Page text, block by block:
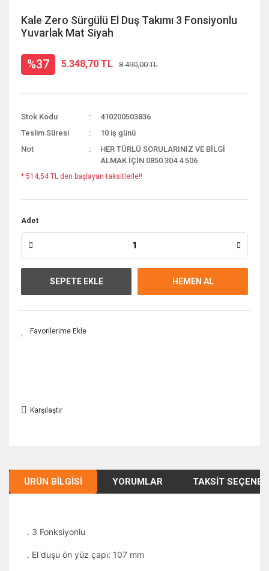
Kale Zero Sürgülü El Duş Takımı 3 Fonsiyonlu
Yuvarlak Mat Siyah
%37 5.348,70 TL 8.490,00 TL
Stok Kodu
410200503836
Teslim Süresi
10 iş günü
Not
HER TÜRLÜ SORULARINIZ VE BİLGİ
ALMAK İÇİN 0850 304 4 506
* 514,54 TL den başlayan taksitlerle!!
Adet
SEPETE EKLE HEMEN AL
Karşılaştır
ÜRÜN BILGISI YORUMLAR TAKSIT
. 3 Fonksiyonlu
. El duşu ön yüz çapı: 107 mm